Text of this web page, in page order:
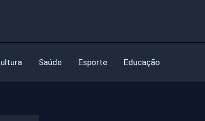
Saúde Esporte Educação